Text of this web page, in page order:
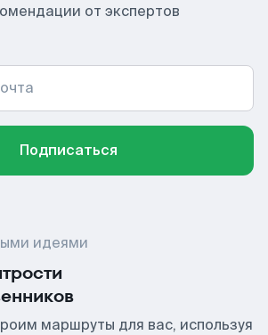
от экспертов
Подписаться
идеями
маршруты для вас, используя